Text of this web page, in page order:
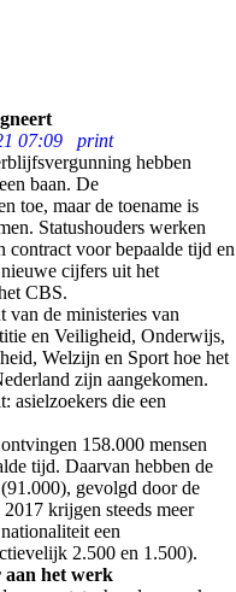
07:09
print
hebben
baan. De
toe, maar de toename is
Statushouders werken
contract voor bepaalde tijd en
cijfers uit het
CBS.
van de ministeries van
en Veiligheid, Onderwijs,
Welzijn en Sport hoe het
zijn aangekomen.
asielzoekers die een
158.000 mensen
tijd. Daarvan hebben de
gevolgd door de
krijgen steeds meer
een
2.500 en 1.500).
aan het werk